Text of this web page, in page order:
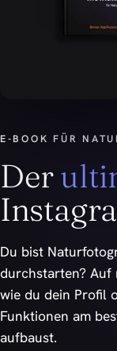
E-BOOK FÜR
Der
Du bist
durchstarten? Auf
wie du dein Profil
Funktionen am
aufbaust.